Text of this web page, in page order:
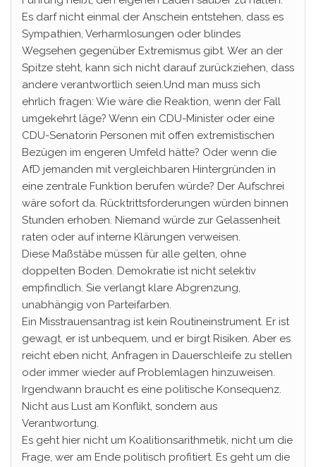
Es darf nicht einmal der Anschein entstehen, dass es
Sympathien, Verharmlosungen oder blindes
Wegsehen gegenüber Extremismus gibt. Wer an der
Spitze steht, kann sich nicht darauf zurückziehen, dass
andere verantwortlich seien.Und man muss sich
ehrlich fragen: Wie wäre die Reaktion, wenn der Fall
umgekehrt läge? Wenn ein CDU-Minister oder eine
CDU-Senatorin Personen mit offen extremistischen
Bezügen im engeren Umfeld hätte? Oder wenn die
AfD jemanden mit vergleichbaren Hintergründen in
eine zentrale Funktion berufen würde? Der Aufschrei
wäre sofort da. Rücktrittsforderungen würden binnen
Stunden erhoben. Niemand würde zur Gelassenheit
raten oder auf interne Klärungen verweisen.
Diese Maßstäbe müssen für alle gelten, ohne
doppelten Boden. Demokratie ist nicht selektiv
empfindlich. Sie verlangt klare Abgrenzung,
unabhängig von Parteifarben.
Ein Misstrauensantrag ist kein Routineinstrument. Er ist
gewagt, er ist unbequem, und er birgt Risiken. Aber es
reicht eben nicht, Anfragen in Dauerschleife zu stellen
oder immer wieder auf Problemlagen hinzuweisen.
Irgendwann braucht es eine politische Konsequenz.
Nicht aus Lust am Konflikt, sondern aus
Verantwortung.
Es geht hier nicht um Koalitionsarithmetik, nicht um die
Frage, wer am Ende politisch profitiert. Es geht um die